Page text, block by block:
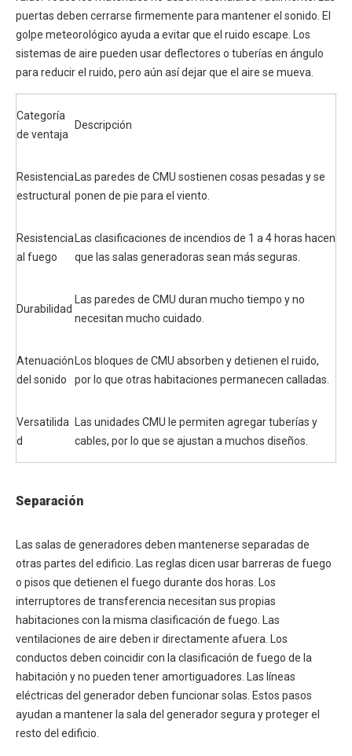
puertas deben cerrarse firmemente para mantener el sonido. El
golpe meteorológico ayuda a evitar que el ruido escape. Los
sistemas de aire pueden usar deflectores o tuberías en ángulo
para reducir el ruido, pero aún así dejar que el aire se mueva.
Categoría
de ventaja
Descripción
Resistencia
estructural
Las paredes de CMU sostienen cosas pesadas y se
ponen de pie para el viento.
Resistencia
al fuego
Las clasificaciones de incendios de 1 a 4 horas hacen
que las salas generadoras sean más seguras.
Durabilidad
Las paredes de CMU duran mucho tiempo y no
necesitan mucho cuidado.
Atenuación
del sonido
Los bloques de CMU absorben y detienen el ruido,
por lo que otras habitaciones permanecen calladas.
Versatilida
d
Las unidades CMU le permiten agregar tuberías y
cables, por lo que se ajustan a muchos diseños.
Separación
Las salas de generadores deben mantenerse separadas de
otras partes del edificio. Las reglas dicen usar barreras de fuego
o pisos que detienen el fuego durante dos horas. Los
interruptores de transferencia necesitan sus propias
habitaciones con la misma clasificación de fuego. Las
ventilaciones de aire deben ir directamente afuera. Los
conductos deben coincidir con la clasificación de fuego de la
habitación y no pueden tener amortiguadores. Las líneas
eléctricas del generador deben funcionar solas. Estos pasos
ayudan a mantener la sala del generador segura y proteger el
resto del edificio.